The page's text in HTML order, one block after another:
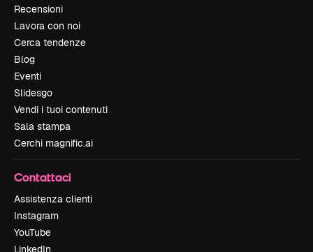
Recensioni
Lavora con noi
Cerca tendenze
Blog
Eventi
Slidesgo
Vendi i tuoi contenuti
Sala stampa
Cerchi magnific.ai
Contattaci
Assistenza clienti
Instagram
YouTube
LinkedIn